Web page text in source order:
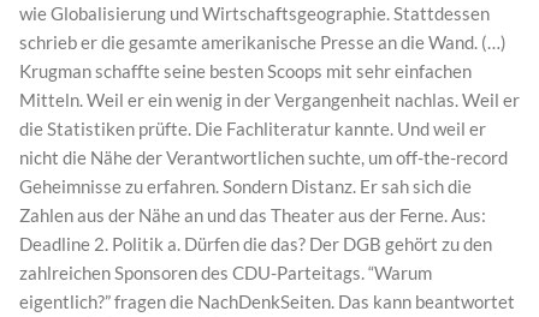
wie Globalisierung und Wirtschaftsgeographie. Stattdessen
schrieb er die gesamte amerikanische Presse an die Wand. (…)
Krugman schaffte seine besten Scoops mit sehr einfachen
Mitteln. Weil er ein wenig in der Vergangenheit nachlas. Weil er
die Statistiken prüfte. Die Fachliteratur kannte. Und weil er
nicht die Nähe der Verantwortlichen suchte, um off-the-record
Geheimnisse zu erfahren. Sondern Distanz. Er sah sich die
Zahlen aus der Nähe an und das Theater aus der Ferne. Aus:
Deadline 2. Politik a. Dürfen die das? Der DGB gehört zu den
zahlreichen Sponsoren des CDU-Parteitags. “Warum
eigentlich?” fragen die NachDenkSeiten. Das kann beantwortet